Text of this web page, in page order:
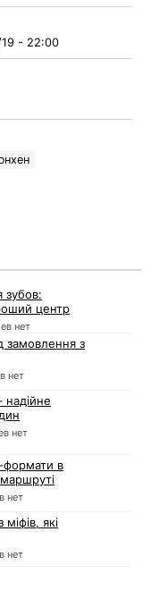
- 22:00
зубов:
центр
нет
замовлення з
нет
надійне
нет
формати в
нет
які
нет